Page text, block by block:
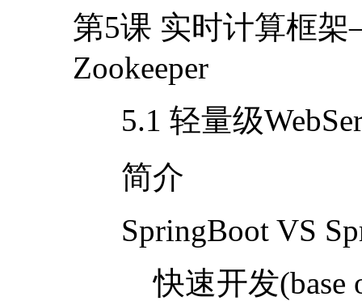
第5课 实时计算框架
Zookeeper
5.1 轻量级
简介
SpringBoot VS
快速开发(base